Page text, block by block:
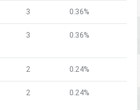
3 0.36%
3 0.36%
2 0.24%
2 0.24%